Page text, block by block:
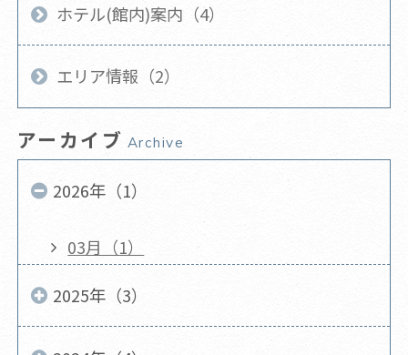
ホテル(館内)案内（4）
エリア情報（2）
アーカイブ Archive
2026年（1）
03月（1）
2025年（3）